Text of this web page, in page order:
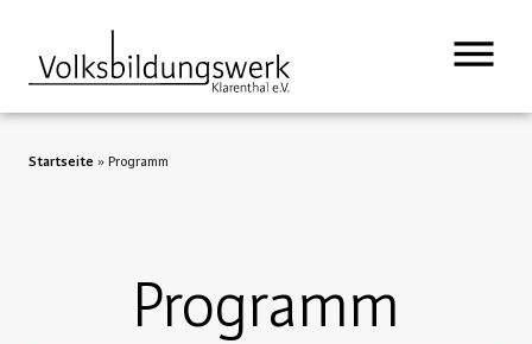
Startseite » Programm
Programm